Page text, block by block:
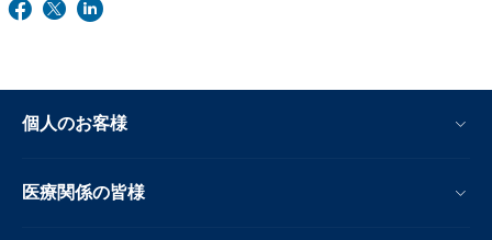
個人のお客様
医療関係の皆様